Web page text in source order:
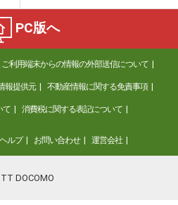
PC版へ
利用端末からの情報の外部送信について
報提供元 不動産情報に関する免責事項
て 消費税に関する表記について
ヘルプ お問い合わせ 運営会社
DOCOMO